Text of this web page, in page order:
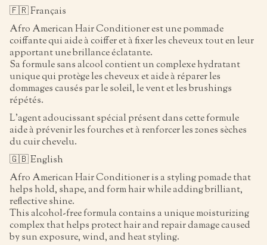
🇫🇷 Français
Afro American Hair Conditioner est une pommade
coiffante qui aide à coiffer et à fixer les cheveux tout en leur
apportant une brillance éclatante.
Sa formule sans alcool contient un complexe hydratant
unique qui protège les cheveux et aide à réparer les
dommages causés par le soleil, le vent et les brushings
répétés.
L’agent adoucissant spécial présent dans cette formule
aide à prévenir les fourches et à renforcer les zones sèches
du cuir chevelu.
🇬🇧 English
Afro American Hair Conditioner is a styling pomade that
helps hold, shape, and form hair while adding brilliant,
reflective shine.
This alcohol-free formula contains a unique moisturizing
complex that helps protect hair and repair damage caused
by sun exposure, wind, and heat styling.